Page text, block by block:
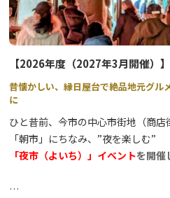
【参拝にあたりご協力のお願い】
示があった場合は、従っていただ
【2026年度（2027年3月開催）
昔懐かしい、縁日屋台で絶品地元グル
に
ひと昔前、今市の中心市街地（商
「朝市」にちなみ、”夜を楽しむ”
「夜市（よいち）」イベントを開催